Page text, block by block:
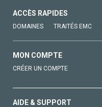
ACCÈS RAPIDES
DOMAINES TRAITÉS EMC
MON COMPTE
CRÉER UN COMPTE
AIDE & SUPPORT